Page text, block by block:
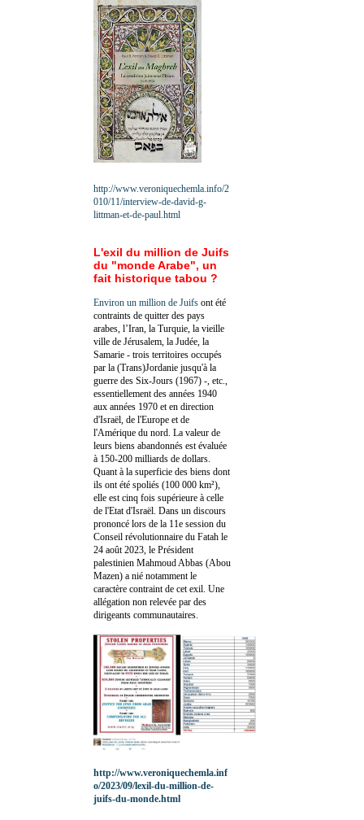
http://www.veroniquechemla.info/2
010/11/interview-de-david-g-
littman-et-de-paul.html
L'exil du million de Juifs
du "monde Arabe", un
fait historique tabou ?
Environ un million de Juifs ont été
contraints de quitter des pays
arabes, l’Iran, la Turquie, la vieille
ville de Jérusalem, la Judée, la
Samarie - trois territoires occupés
par la (Trans)Jordanie jusqu'à la
guerre des Six-Jours (1967) -, etc.,
essentiellement des années 1940
aux années 1970 et en direction
d'Israël, de l'Europe et de
l'Amérique du nord. La valeur de
leurs biens abandonnés est évaluée
à 150-200 milliards de dollars.
Quant à la superficie des biens dont
ils ont été spoliés (100 000 km²),
elle est cinq fois supérieure à celle
de l'Etat d'Israël. Dans un discours
prononcé lors de la 11e session du
Conseil révolutionnaire du Fatah le
24 août 2023, le Président
palestinien Mahmoud Abbas (Abou
Mazen) a nié notamment le
caractère contraint de cet exil. Une
allégation non relevée par des
dirigeants communautaires.
http://www.veroniquechemla.inf
o/2023/09/lexil-du-million-de-
juifs-du-monde.html